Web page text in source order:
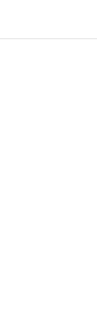
contenido